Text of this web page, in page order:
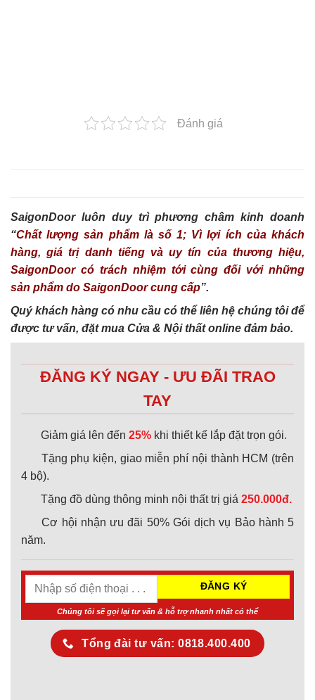
Đánh giá
SaigonDoor luôn duy trì phương châm kinh doanh
“Chất lượng sản phẩm là số 1; Vì lợi ích của khách
hàng, giá trị danh tiếng và uy tín của thương hiệu,
SaigonDoor có trách nhiệm tới cùng đối với những
sản phẩm do SaigonDoor cung cấp”.
Quý khách hàng có nhu cầu có thể liên hệ chúng tôi để
được tư vấn, đặt mua Cửa & Nội thất online đảm bảo.
ĐĂNG KÝ NGAY - ƯU ĐÃI TRAO
TAY
Giảm giá lên đến 25% khi thiết kế lắp đặt trọn gói.
Tặng phụ kiện, giao miễn phí nội thành HCM (trên
4 bộ).
Tặng đồ dùng thông minh nội thất trị giá 250.000đ.
Cơ hội nhận ưu đãi 50% Gói dịch vụ Bảo hành 5
năm.
Chúng tôi sẽ gọi lại tư vấn & hỗ trợ nhanh nhất có thể
Tổng đài tư vấn: 0818.400.400